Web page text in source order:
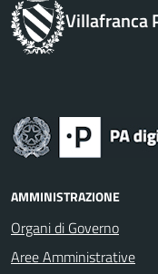
Villafranca
AMMINISTRAZIONE
Organi di Governo
Aree Amministrative